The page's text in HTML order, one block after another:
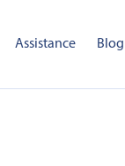
Assistance Blog